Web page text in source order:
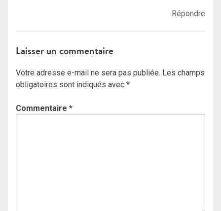
Répondre
Laisser un commentaire
Votre adresse e-mail ne sera pas publiée. Les champs
obligatoires sont indiqués avec *
Commentaire *